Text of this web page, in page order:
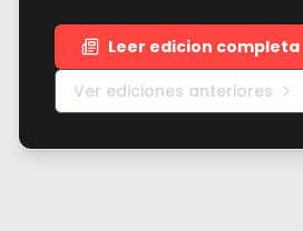
Leer edicion completa
Ver ediciones anteriores